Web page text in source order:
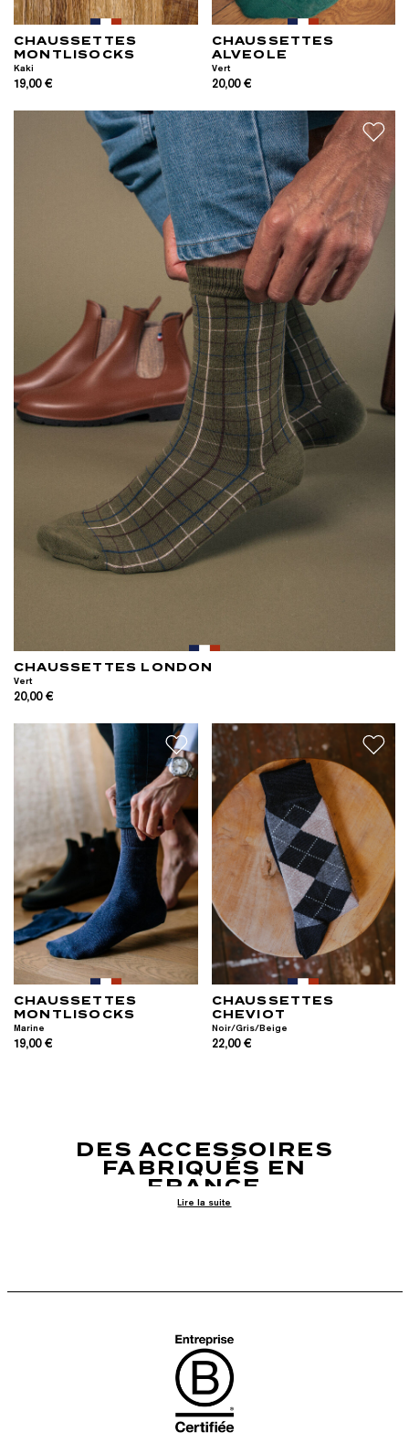
CHAUSSETTES
MONTLISOCKS
Kaki
19,00 €
CHAUSSETTES
ALVEOLE
Vert
20,00 €
CHAUSSETTES LONDON
Vert
20,00 €
CHAUSSETTES
MONTLISOCKS
Marine
19,00 €
CHAUSSETTES
CHEVIOT
Noir/Gris/Beige
22,00 €
DES ACCESSOIRES
FABRIQUÉS EN
FRANCE
de bain français et recyclés fabriqués à Saint-Pierre-
Montlimart, mais aussi nos accessoires d'hiver tous
fabriqués en France.
Lire la suite